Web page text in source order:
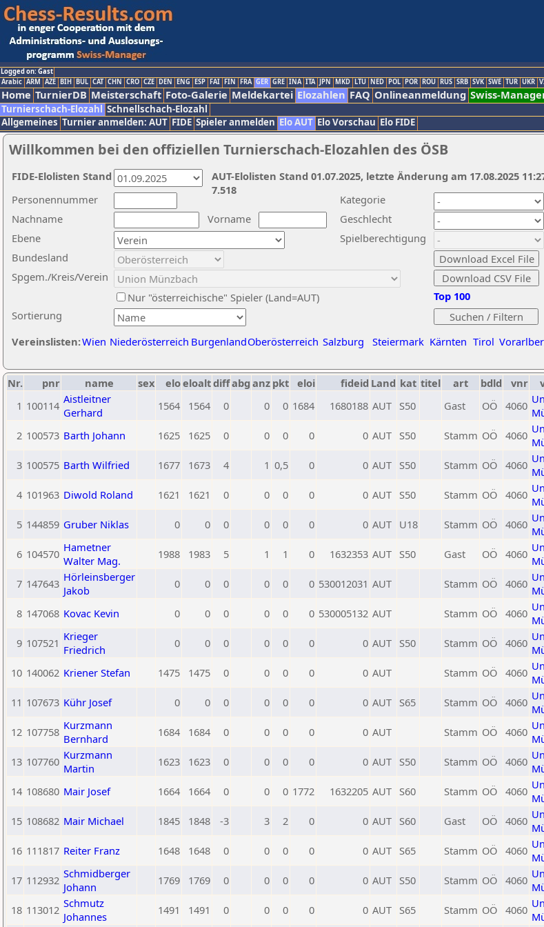
Logged on: Gast
Arabic ARM AZE BIH BUL CAT CHN CRO CZE DEN ENG ESP FAI FIN FRA GER GRE INA ITA JPN MKD LTU NED POL POR ROU RUS SRB SVK SWE TUR UKR
Home TurnierDB Meisterschaft Foto-Galerie Meldekartei Elozahlen FAQ Onlineanmeldung Swiss-
Turnierschach-Elozahl Schnellschach-Elozahl
Allgemeines Turnier anmelden: AUT FIDE Spieler anmelden Elo AUT Elo Vorschau Elo FIDE
Willkommen bei den offiziellen Turnierschach-Elozahlen des ÖSB
Nachname
Vorname
Ebene
Kategorie
Sortierung
Personennummer
Bundesland
Spgem./Kreis/Verein
Geschlecht
Nur "österreichische" Spieler (Land=AUT)
Spielberechtigung
Vereinslisten:Wien Niederösterreich BurgenlandOberösterreich Salzburg Steiermark Kärnten Tirol
Top 100
AUT-Elolisten Stand 01.07.2025, letzte Änderung am 17.08.2025
7.518
FIDE-Elolisten Stand
Nr. pnr name sex eloeloaltdiffabg anz pkt eloi fideid Land kat titel art bdld vnr
1 100114 Aistleitner
Gerhard
1564 1564 0 0 0 1684 1680188 AUT S50 Gast OÖ 4060
2 100573 Barth Johann 1625 1625 0 0 0 0 0 AUT S50 Stamm OÖ 4060
3 100575 Barth Wilfried 1677 1673 4 1 0,5 0 0 AUT S50 Stamm OÖ 4060
4 101963 Diwold Roland 1621 1621 0 0 0 0 0 AUT S50 Stamm OÖ 4060
5 144859 Gruber Niklas 0 0 0 0 0 0 0 AUT U18 Stamm OÖ 4060
6 104570 Hametner
Walter Mag.
1988 1983 5 1 1 0 1632353 AUT S50 Gast OÖ 4060
7 147643 Hörleinsberger
Jakob
0 0 0 0 0 0 530012031 AUT Stamm OÖ 4060
8 147068 Kovac Kevin 0 0 0 0 0 0 530005132 AUT Stamm OÖ 4060
9 107521 Krieger
Friedrich
0 0 0 0 0 0 0 AUT S50 Stamm OÖ 4060
10 140062 Kriener Stefan 1475 1475 0 0 0 0 0 AUT Stamm OÖ 4060
11 107673 Kühr Josef 0 0 0 0 0 0 0 AUT S65 Stamm OÖ 4060
12 107758 Kurzmann
Bernhard
1684 1684 0 0 0 0 0 AUT Stamm OÖ 4060
13 107760 Kurzmann
Martin
1623 1623 0 0 0 0 0 AUT S50 Stamm OÖ 4060
14 108680 Mair Josef 1664 1664 0 0 0 1772 1632205 AUT S60 Stamm OÖ 4060
15 108682 Mair Michael 1845 1848 -3 3 2 0 0 AUT S60 Gast OÖ 4060
16 111817 Reiter Franz 1648 1648 0 0 0 0 0 AUT S65 Stamm OÖ 4060
17 112932 Schmidberger
Johann
1769 1769 0 0 0 0 0 AUT S50 Stamm OÖ 4060
18 113012 Schmutz
Johannes
1491 1491 0 0 0 0 0 AUT S65 Stamm OÖ 4060